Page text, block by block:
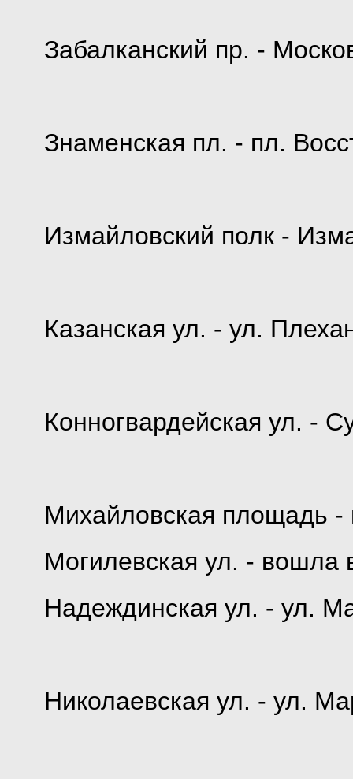
Забалканский пр. -
Знаменская пл. - пл.
Измайловский полк -
Казанская ул. - ул.
Конногвардейская ул. -
Михайловская площадь -
Могилевская ул. - вошла
Надеждинская ул. - ул.
Николаевская ул. - ул.